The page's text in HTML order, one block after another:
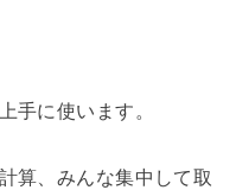
手に使います。
算、みんな集中して取